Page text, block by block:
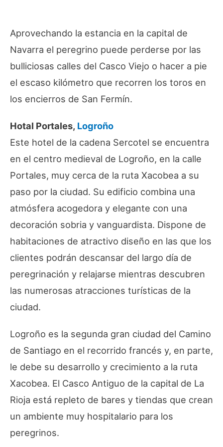
Aprovechando la estancia en la capital de
Navarra el peregrino puede perderse por las
bulliciosas calles del Casco Viejo o hacer a pie
el escaso kilómetro que recorren los toros en
los encierros de San Fermín.
Hotal Portales, Logroño
Este hotel de la cadena Sercotel se encuentra
en el centro medieval de Logroño, en la calle
Portales, muy cerca de la ruta Xacobea a su
paso por la ciudad. Su edificio combina una
atmósfera acogedora y elegante con una
decoración sobria y vanguardista. Dispone de
habitaciones de atractivo diseño en las que los
clientes podrán descansar del largo día de
peregrinación y relajarse mientras descubren
las numerosas atracciones turísticas de la
ciudad.
Logroño es la segunda gran ciudad del Camino
de Santiago en el recorrido francés y, en parte,
le debe su desarrollo y crecimiento a la ruta
Xacobea. El Casco Antiguo de la capital de La
Rioja está repleto de bares y tiendas que crean
un ambiente muy hospitalario para los
peregrinos.